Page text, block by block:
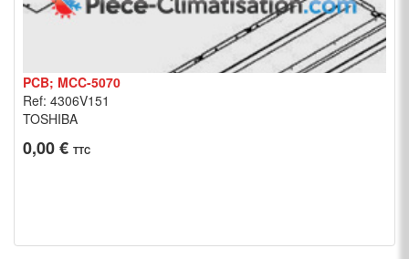
PCB; MCC-5070
Ref: 4306V151
TOSHIBA
0,00 € TTC